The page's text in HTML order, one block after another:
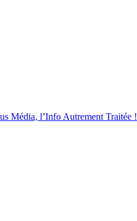
Média, l’Info Autrement Traitée !